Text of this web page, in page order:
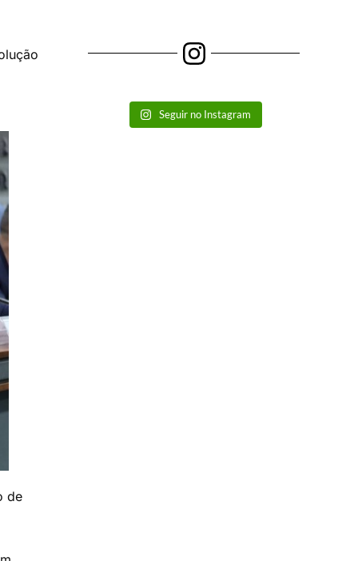
de
Seguir no Instagram